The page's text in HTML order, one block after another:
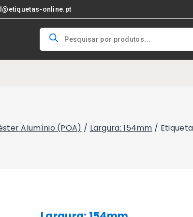
online.pt
Products
search
Alumínio (POA) / Largura: 154mm /